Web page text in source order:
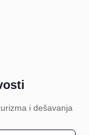
i dešavanja